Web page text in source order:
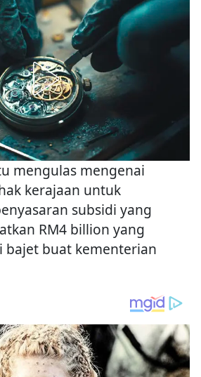
mengulas mengenai
kerajaan untuk
subsidi yang
RM4 billion yang
bajet buat kementerian